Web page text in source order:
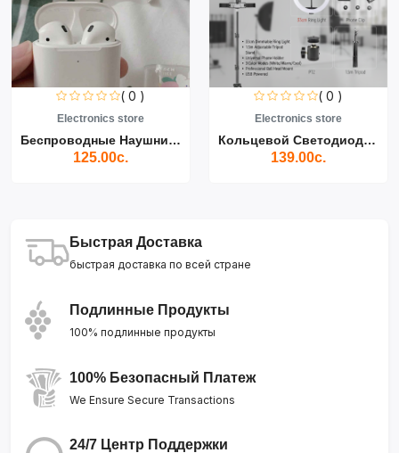
( 0 )
Electronics store
Беспроводные Наушники Air...
125.00с.
( 0 )
Electronics store
Кольцевой Светодиодный Св...
139.00с.
Быстрая Доставка
быстрая доставка по всей стране
Подлинные Продукты
100% подлинные продукты
100% Безопасный Платеж
We Ensure Secure Transactions
24/7 Центр Поддержки